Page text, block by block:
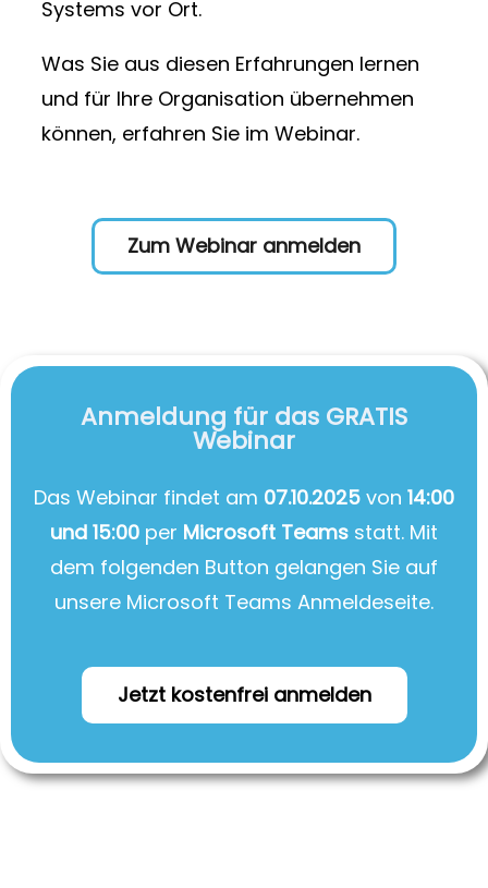
Systems vor Ort.
Was Sie aus diesen Erfahrungen lernen
und für Ihre Organisation übernehmen
können, erfahren Sie im Webinar.
Zum Webinar anmelden
Anmeldung für das GRATIS
Webinar
Das Webinar findet am 07.10.2025 von 14:00
und 15:00 per Microsoft Teams statt. Mit
dem folgenden Button gelangen Sie auf
unsere Microsoft Teams Anmeldeseite.
Jetzt kostenfrei anmelden